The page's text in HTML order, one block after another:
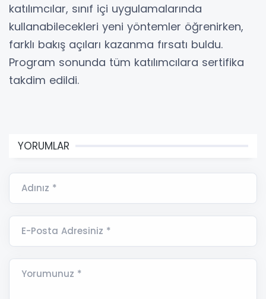
katılımcılar, sınıf içi uygulamalarında
kullanabilecekleri yeni yöntemler öğrenirken,
farklı bakış açıları kazanma fırsatı buldu.
Program sonunda tüm katılımcılara sertifika
takdim edildi.
YORUMLAR
Adınız *
E-Posta Adresiniz *
Yorumunuz *